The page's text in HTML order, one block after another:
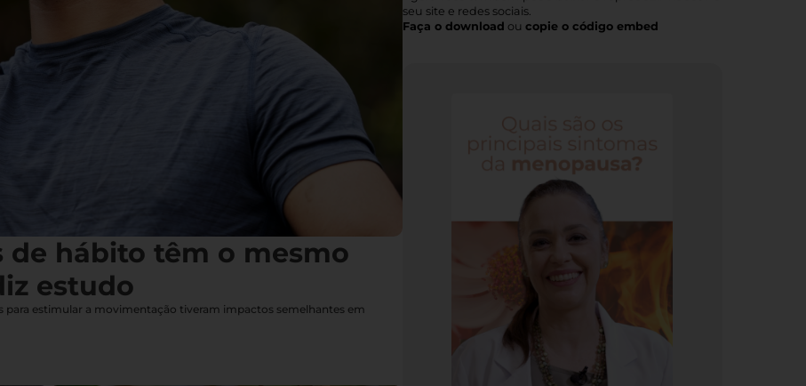
de hábito têm o mesmo
estudo
para estimular a movimentação tiveram impactos semelhantes em
seu site e redes sociais.
Faça o download ou copie o código embed